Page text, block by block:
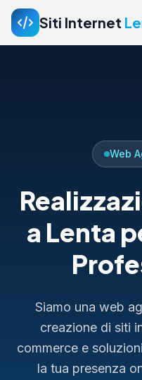
Siti Internet
Web
a Lenta
Siamo una web
creazione di siti
commerce e
la tua presenza